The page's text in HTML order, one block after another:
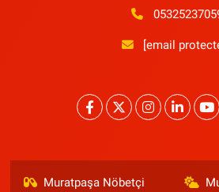
[email
Muratpaşa Nöbetçi